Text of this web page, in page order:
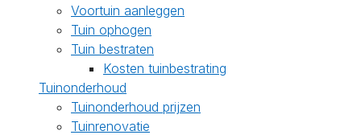
Voortuin aanleggen
Tuin ophogen
Tuin bestraten
Kosten tuinbestrating
Tuinonderhoud
Tuinonderhoud prijzen
Tuinrenovatie